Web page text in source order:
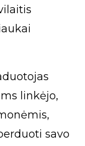
linkėjo,
savo